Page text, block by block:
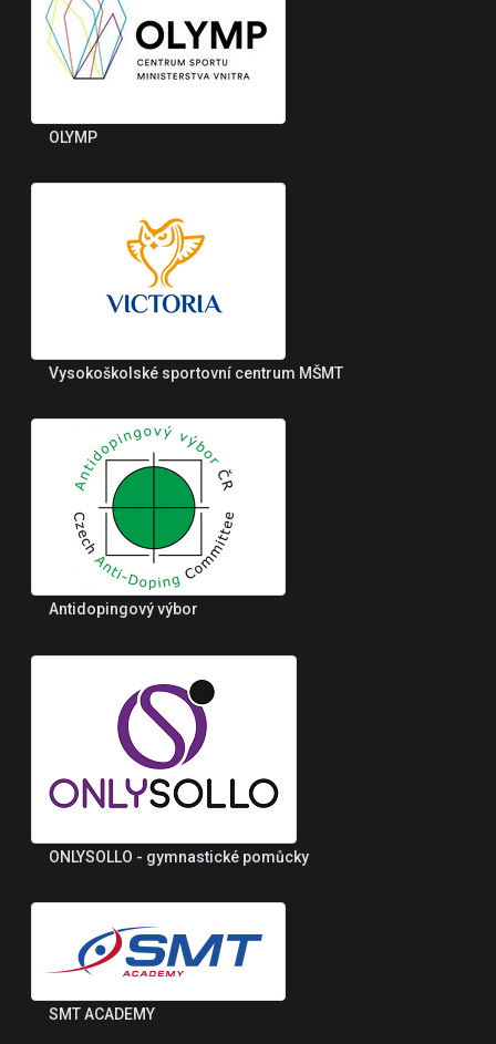
OLYMP
Vysokoškolské sportovní centrum MŠMT
Antidopingový výbor
ONLYSOLLO - gymnastické pomůcky
SMT ACADEMY